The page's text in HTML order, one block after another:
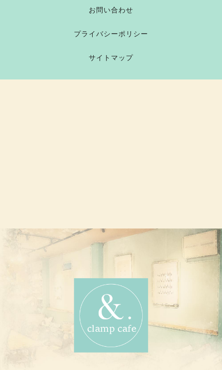
お問い合わせ
プライバシーポリシー
サイトマップ